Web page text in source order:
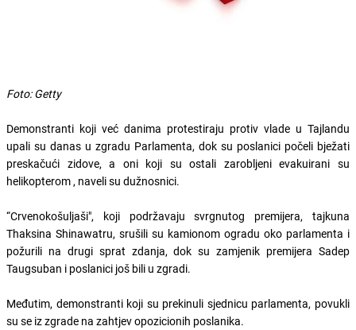
Foto: Getty
Demonstranti koji već danima protestiraju protiv vlade u Tajlandu
upali su danas u zgradu Parlamenta, dok su poslanici počeli bježati
preskačući zidove, a oni koji su ostali zarobljeni evakuirani su
helikopterom , naveli su dužnosnici.
“Crvenokošuljaši", koji podržavaju svrgnutog premijera, tajkuna
Thaksina Shinawatru, srušili su kamionom ogradu oko parlamenta i
požurili na drugi sprat zdanja, dok su zamjenik premijera Sadep
Taugsuban i poslanici još bili u zgradi.
Međutim, demonstranti koji su prekinuli sjednicu parlamenta, povukli
su se iz zgrade na zahtjev opozicionih poslanika.